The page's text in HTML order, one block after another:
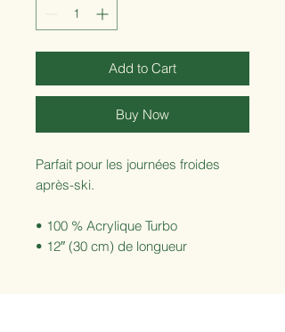
Add to Cart
Buy Now
Parfait pour les journées froides
après-ski.
• 100 % Acrylique Turbo
• 12″ (30 cm) de longueur